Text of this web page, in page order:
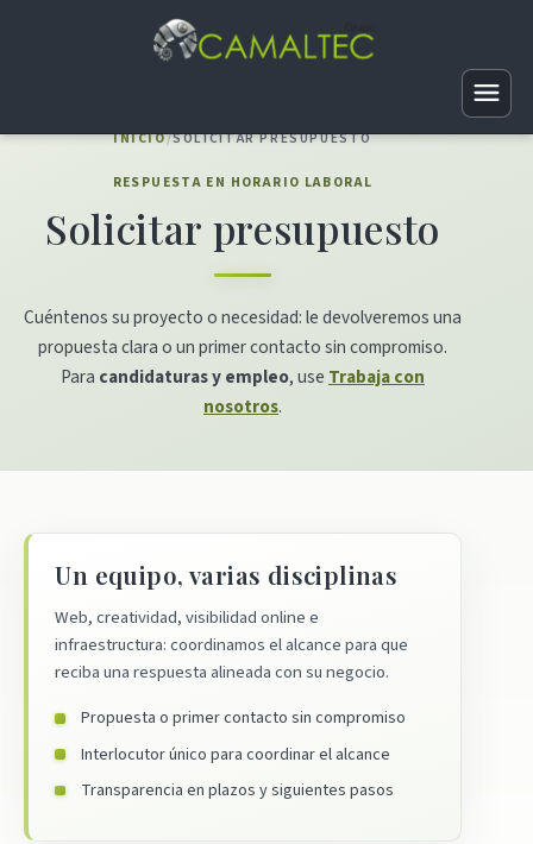
Web básica
Web corporativa
Mantenimiento web
Directorios
Logotipos
Vectorización
Infografías
Merchandising
Penalizaciones SEO
Posicionamiento SEM
Pago por conversión
Retargeting
Notas de prensa
Redes sociales
Redacción de contenidos
Blog SEO Express
Android
Vender aplicaciones
Restaurantes
Hosting Profesional Windows
Hosting Plan Correo 10
Hosting Profesional Mac
Servidor dedicado Linux administrado
INICIO/SOLICITAR PRESUPUESTO
RESPUESTA EN HORARIO LABORAL
Solicitar presupuesto
Cuéntenos su proyecto o necesidad: le devolveremos una
propuesta clara o un primer contacto sin compromiso.
Para candidaturas y empleo, use Trabaja con
nosotros.
Formulario de presupuesto
Un equipo, varias disciplinas
Web, creatividad, visibilidad online e
infraestructura: coordinamos el alcance para que
reciba una respuesta alineada con su negocio.
Propuesta o primer contacto sin compromiso
Interlocutor único para coordinar el alcance
Transparencia en plazos y siguientes pasos